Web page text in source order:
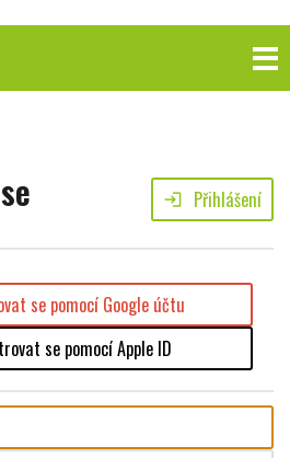
login Přihlášení
se pomocí Google účtu
se pomocí Apple ID